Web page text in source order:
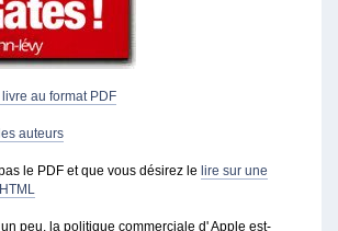
livre au format PDF
auteurs
le PDF et que vous désirez le lire sur une
peu, la politique commerciale d' Apple est-